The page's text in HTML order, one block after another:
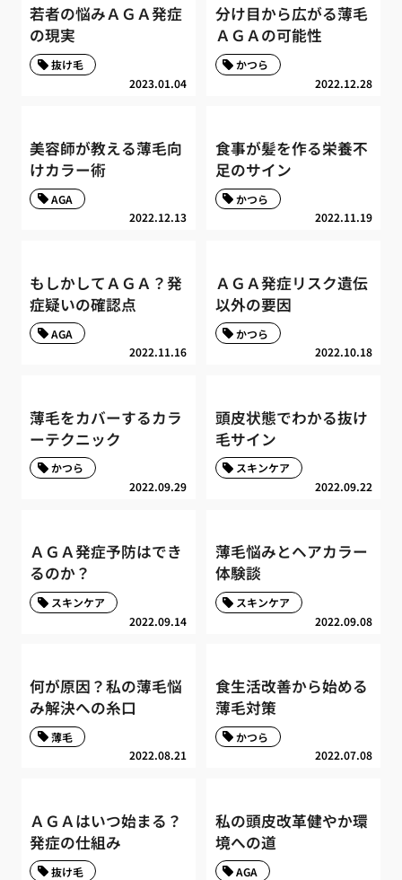
若者の悩みＡＧＡ発症
の現実
2023.01.04
抜け毛
分け目から広がる薄毛
ＡＧＡの可能性
2022.12.28
かつら
美容師が教える薄毛向
けカラー術
2022.12.13
AGA
食事が髪を作る栄養不
足のサイン
2022.11.19
かつら
もしかしてＡＧＡ？発
症疑いの確認点
2022.11.16
AGA
ＡＧＡ発症リスク遺伝
以外の要因
2022.10.18
かつら
薄毛をカバーするカラ
ーテクニック
2022.09.29
かつら
頭皮状態でわかる抜け
毛サイン
2022.09.22
スキンケア
ＡＧＡ発症予防はでき
るのか？
2022.09.14
スキンケア
薄毛悩みとヘアカラー
体験談
2022.09.08
スキンケア
何が原因？私の薄毛悩
み解決への糸口
2022.08.21
薄毛
食生活改善から始める
薄毛対策
2022.07.08
かつら
ＡＧＡはいつ始まる？
発症の仕組み
抜け毛
私の頭皮改革健やか環
境への道
AGA